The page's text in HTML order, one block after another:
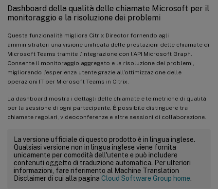
Dashboard della qualità delle chiamate Microsoft per il
monitoraggio e la risoluzione dei problemi
Questa funzionalità migliora Citrix Director fornendo agli
amministratori una visione unificata delle prestazioni delle chiamate di
Microsoft Teams tramite l’integrazione con l’API Microsoft Graph.
Consente il monitoraggio aggregato e la risoluzione dei problemi,
migliorando l’esperienza utente grazie all’ottimizzazione delle
operazioni IT per Microsoft Teams in Citrix.
La dashboard mostra i dettagli delle chiamate e le metriche di qualità
per la sessione di ogni partecipante. È possibile distinguere tra
chiamate regolari, videoconferenze e altre sessioni di collaborazione.
La versione ufficiale di questo prodotto è in lingua inglese.
Qualsiasi versione non in lingua inglese viene fornita
unicamente per comodità dell'utente e può includere
contenuti oggetto di traduzione automatica. Per ulteriori
informazioni, fare riferimento al Machine Translation
Disclaimer di cui alla pagina Cloud Software Group home.